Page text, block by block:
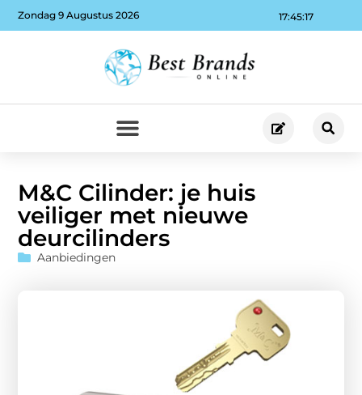
17:45:18
Zondag 9 Augustus 2026
M&C Cilinder: je huis
veiliger met nieuwe
deurcilinders
Aanbiedingen